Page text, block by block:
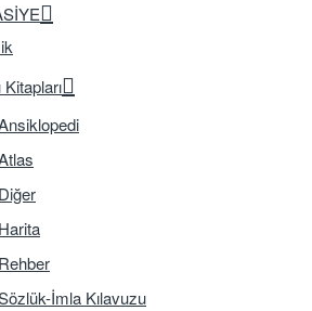
Diğer
Harita
Rehber
İmla Kılavuzu